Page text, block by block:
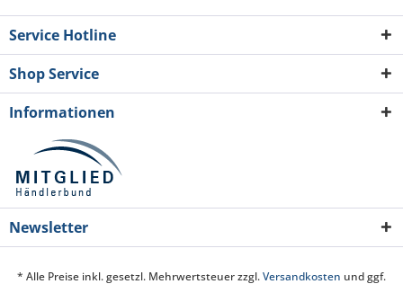
Service Hotline
Shop Service
Informationen
Newsletter
* Alle Preise inkl. gesetzl. Mehrwertsteuer zzgl.Versandkosten und ggf.